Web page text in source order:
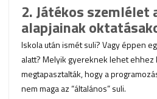
2. Játékos szemlélet
alapjainak
Iskola után ismét suli? Vagy éppen
alatt? Melyik gyereknek lehet ehhez
megtapasztalták, hogy a
nem maga az “általános” suli.